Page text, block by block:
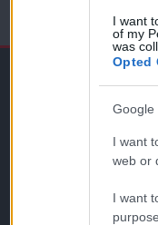
I want
of my
was
Opted
Google
I want
web or
I want